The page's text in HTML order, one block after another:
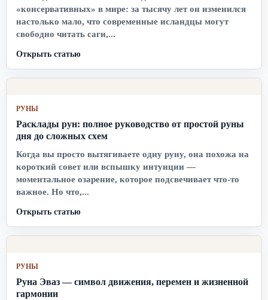
«консервативных» в мире: за тысячу лет он изменился
настолько мало, что современные исландцы могут
свободно читать саги,...
Открыть статью
РУНЫ
Расклады рун: полное руководство от простой руны
дня до сложных схем
Когда вы просто вытягиваете одну руну, она похожа на
короткий совет или вспышку интуиции —
моментальное озарение, которое подсвечивает что-то
важное. Но что,...
Открыть статью
РУНЫ
Руна Эваз — символ движения, перемен и жизненной
гармонии